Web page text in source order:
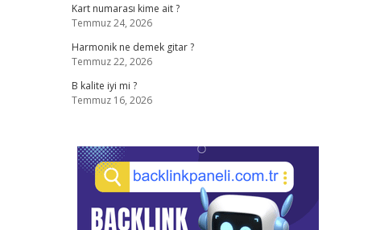
Kart numarası kime ait ?
Temmuz 24, 2026
Harmonik ne demek gitar ?
Temmuz 22, 2026
B kalite iyi mi ?
Temmuz 16, 2026